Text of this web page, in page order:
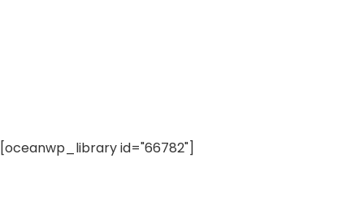
[oceanwp_library id="66782"]